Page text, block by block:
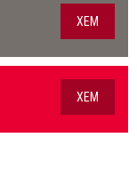
XEM
XEM